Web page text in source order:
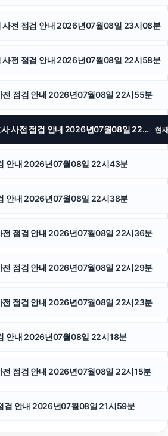
인스타그램 팔로워 늘리기
양천하수구막힘
인스타 팔로워 늘리기
재산분할
서울음주운전변호사
축구반티
사전 점검 안내 2026년07월08일 23시08분
사전 점검 안내 2026년07월08일 22시58분
전 점검 안내 2026년07월08일 22시55분
김해이혼전문변호사 사전 점검 안내 2026년07월08일 22시50분 현
안내 2026년07월08일 22시43분
안내 2026년07월08일 22시38분
전 점검 안내 2026년07월08일 22시36분
전 점검 안내 2026년07월08일 22시29분
전 점검 안내 2026년07월08일 22시23분
안내 2026년07월08일 22시18분
전 점검 안내 2026년07월08일 22시15분
검 안내 2026년07월08일 21시59분